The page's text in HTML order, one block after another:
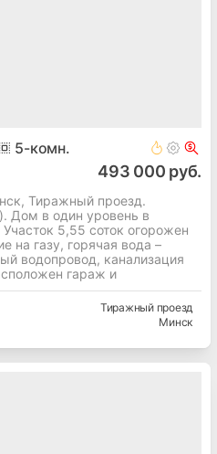
5-комн.
493 000 руб.
Тиражный проезд.
Дом в один уровень в
5,55 соток огорожен
на газу, горячая вода –
водопровод, канализация
гараж и
Тиражный проезд
Минск